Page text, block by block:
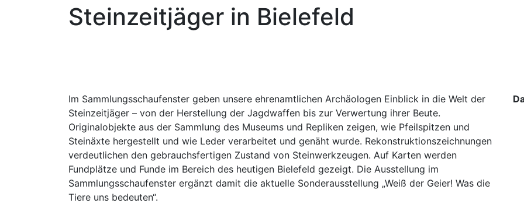
Steinzeitjäger in Bielefeld
Im Sammlungsschaufenster geben unsere ehrenamtlichen Archäologen Einblick in die Welt der
Steinzeitjäger – von der Herstellung der Jagdwaffen bis zur Verwertung ihrer Beute.
Originalobjekte aus der Sammlung des Museums und Repliken zeigen, wie Pfeilspitzen und
Steinäxte hergestellt und wie Leder verarbeitet und genäht wurde. Rekonstruktionszeichnungen
verdeutlichen den gebrauchsfertigen Zustand von Steinwerkzeugen. Auf Karten werden
Fundplätze und Funde im Bereich des heutigen Bielefeld gezeigt. Die Ausstellung im
Sammlungsschaufenster ergänzt damit die aktuelle Sonderausstellung „Weiß der Geier! Was die
Tiere uns bedeuten“.